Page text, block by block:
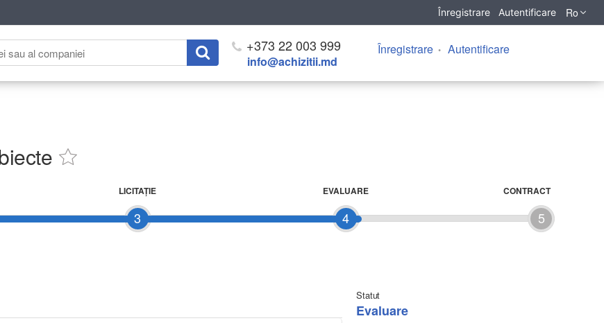
Înregistrare Autentificare Ro
+373 22 003 999
info@achizitii.md
Înregistrare Autentificare
3
LICITAŢIE
4
EVALUARE
5
CONTRACT
Statut
Evaluare